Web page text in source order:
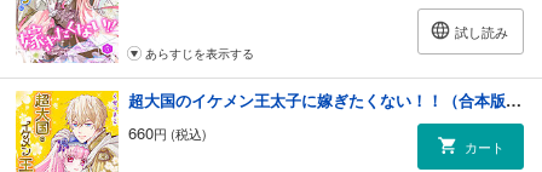
試し読み
あらすじを表示する
超大国のイケメン王太子に嫁ぎたくない！！（合本版） 6巻
660円 (税込)
カート